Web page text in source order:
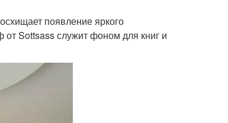
появление яркого
Sottsass служит фоном для книг и